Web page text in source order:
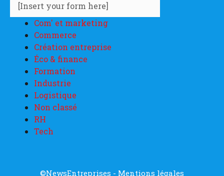
[Insert your form here]
Com' et marketing
Commerce
Création entreprise
Éco & finance
Formation
Industrie
Logistique
Non classé
RH
Tech
©NewsEntreprises - Mentions légales